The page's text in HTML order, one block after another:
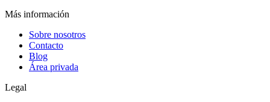
Más información
Sobre nosotros
Contacto
Blog
Área privada
Legal